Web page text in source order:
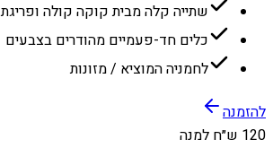
שתייה קלה מבית קוקה קולה ופריגת
כלים חד-פעמיים מהודרים בצבעים
לחמניה המוציא / מזונות
להזמנה
120 ש״ח למנה